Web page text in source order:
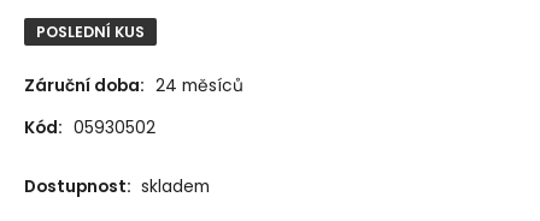
POSLEDNÍ KUS
Záruční doba: 24 měsíců
Kód: 05930502
Dostupnost: skladem